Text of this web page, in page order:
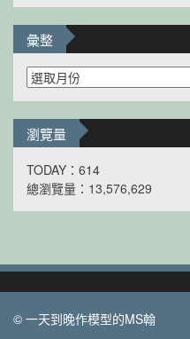
彙整
彙
整
瀏覽量
TODAY：614
總瀏覽量：13,576,629
© 一天到晚作模型的MS翰